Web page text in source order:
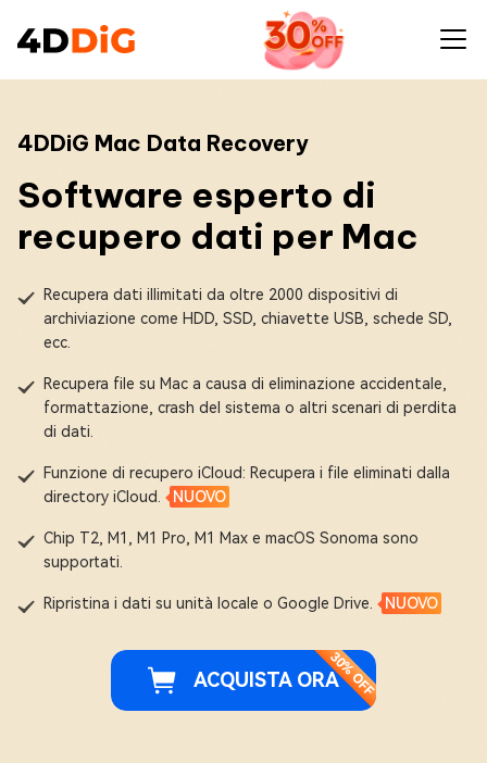
4DDiG Mac Data Recovery
Software esperto di
recupero dati per Mac
Recupera dati illimitati da oltre 2000 dispositivi di
archiviazione come HDD, SSD, chiavette USB, schede SD,
ecc.
Recupera file su Mac a causa di eliminazione accidentale,
formattazione, crash del sistema o altri scenari di perdita
di dati.
Funzione di recupero iCloud: Recupera i file eliminati dalla
directory iCloud.
NUOVO
Chip T2, M1, M1 Pro, M1 Max e macOS Sonoma sono
supportati.
Ripristina i dati su unità locale o Google Drive. NUOVO
ACQUISTA ORA